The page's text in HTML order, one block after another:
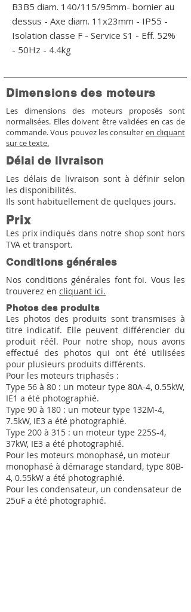
B3B5 diam. 140/115/95mm- bornier au
dessus - Axe diam. 11x23mm - IP55 -
Isolation classe F - Service S1 - Eff. 52%
- 50Hz - 4.4kg
Dimensions des moteurs
Les dimensions des moteurs proposés sont
normalisées. Elles doivent être validées en cas de
commande. Vous pouvez les consulter en cliquant
sur ce texte.
Délai de livraison
Les délais de livraison sont à définir selon
les disponibilités.
Ils sont habituellement de quelques jours.
Prix
Les prix indiqués dans notre shop sont hors
TVA et transport.
Conditions générales
Nos conditions générales font foi. Vous les
trouverez en cliquant ici.
Photos des produits
Les photos des produits sont transmises à
titre indicatif. Elle peuvent différencier du
produit réél. Pour notre shop, nous avons
effectué des photos qui ont été utilisées
pour plusieurs produits différents.
Pour les moteurs triphasés :
Type 56 à 80 : un moteur type 80A-4, 0.55kW,
IE1 a été photographié.
Type 90 à 180 : un moteur type 132M-4,
7.5kW, IE3 a été photographié.
Type 200 à 315 : un moteur type 225S-4,
37kW, IE3 a été photographié.
Pour les moteurs monophasé, un moteur
monophasé à démarage standard, type 80B-
4, 0.55kW a été photographié.
Pour les condensateur, un condensateur de
25uF a été photographié.